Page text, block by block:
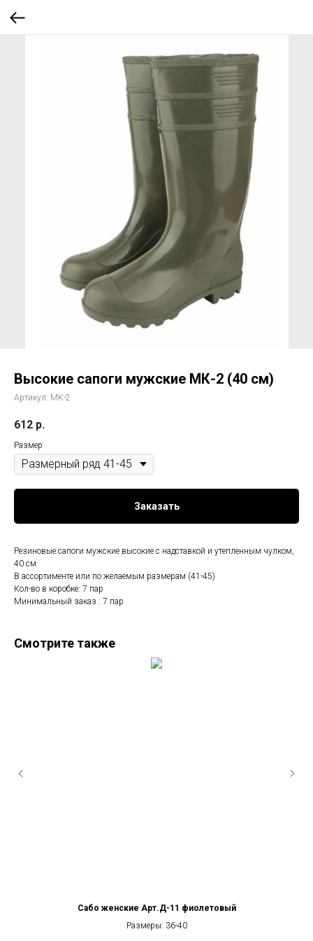
Высокие сапоги мужские МК-2 (40 см)
Артикул: МК-2
612 р.
Размер
Заказать
Резиновые сапоги мужские высокие с надставкой и утепленным чулком,
40 см
В ассортименте или по желаемым размерам (41-45)
Кол-во в коробке: 7 пар
Минимальный заказ : 7 пар
Смотрите также
Сабо женские Арт.Д-11 фиолетовый
Размеры: 36-40